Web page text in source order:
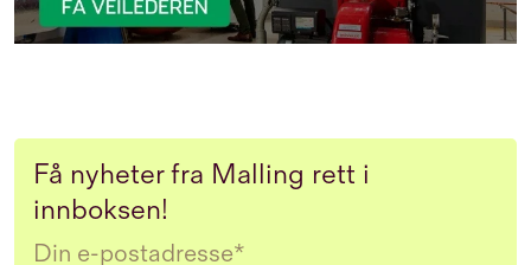
Få nyheter fra Malling rett i
innboksen!
Email